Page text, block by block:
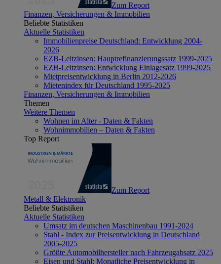
Zum Report
Finanzen, Versicherungen & Immobilien
Beliebte Statistiken
Aktuelle Statistiken
Immobilienpreise Deutschland: Entwicklung 2004-
2026
EZB-Leitzinsen: Hauptrefinanzierungssatz 1999-2025
EZB-Leitzinsen: Entwicklung Einlagesatz 1999-2025
Mietpreisentwicklung in Berlin 2012-2026
Mietenindex für Deutschland 1995-2025
Finanzen, Versicherungen & Immobilien
Themen
Weitere Themen
Wohnen im Alter - Daten & Fakten
Wohnimmobilien – Daten & Fakten
Top Report
Zum Report
Metall & Elektronik
Beliebte Statistiken
Aktuelle Statistiken
Umsatz im deutschen Maschinenbau 1991-2024
Stahl - Index zur Preisentwicklung in Deutschland
2005-2025
Größte Automobilhersteller nach Fahrzeugabsatz 2025
Eisen und Stahl: Monatliche Preisentwicklung in